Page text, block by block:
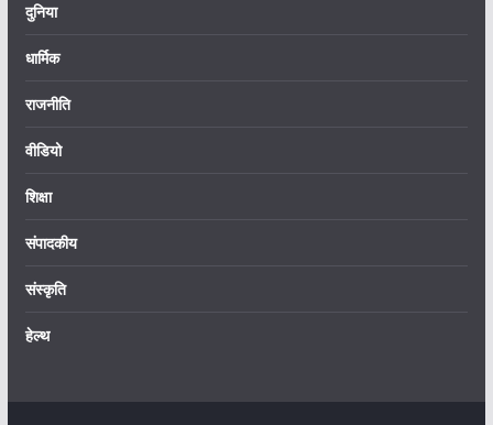
दुनिया
धार्मिक
राजनीति
वीडियो
शिक्षा
संपादकीय
संस्कृति
हेल्थ